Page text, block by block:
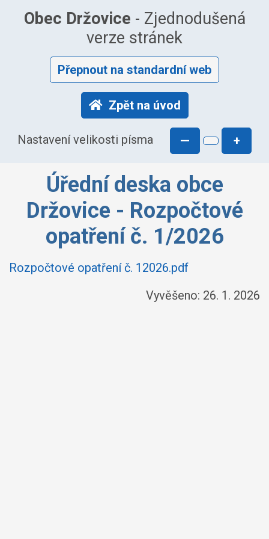
Obec Držovice - Zjednodušená
verze stránek
Přepnout na standardní web
Zpět na úvod
Nastavení velikosti písma — +
Úřední deska obce
Držovice - Rozpočtové
opatření č. 1/2026
Rozpočtové opatření č. 12026.pdf
Vyvěšeno: 26. 1. 2026